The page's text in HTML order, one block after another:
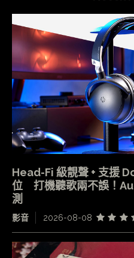
Head-Fi 級靚聲 + 支援
位 打機聽歌兩不誤！
測
影音 2026-08-08